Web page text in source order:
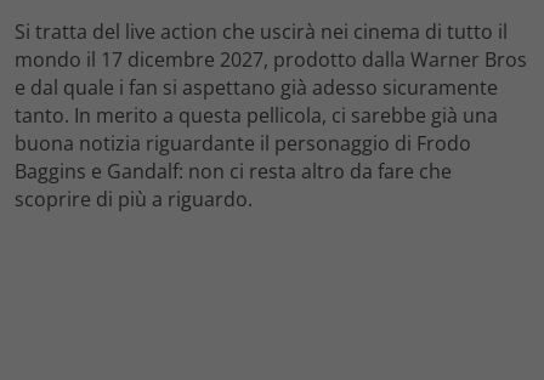
Si tratta del live action che uscirà nei cinema di tutto il
mondo il 17 dicembre 2027, prodotto dalla Warner Bros
e dal quale i fan si aspettano già adesso sicuramente
tanto. In merito a questa pellicola, ci sarebbe già una
buona notizia riguardante il personaggio di Frodo
Baggins e Gandalf: non ci resta altro da fare che
scoprire di più a riguardo.